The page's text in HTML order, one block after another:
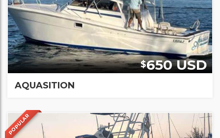
$650 USD
AQUASITION
POPULAR